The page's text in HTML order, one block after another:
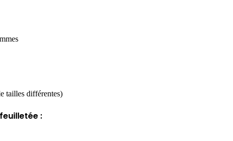
tailles différentes)
: